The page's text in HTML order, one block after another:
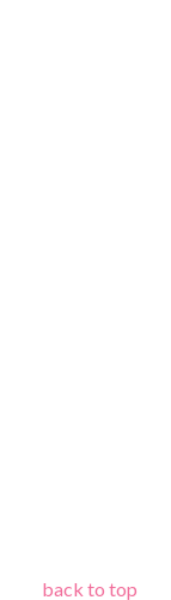
back to top